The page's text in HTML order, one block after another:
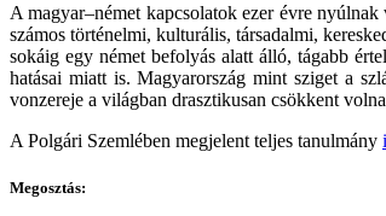
A magyar–német kapcsolatok ezer évre
számos történelmi, kulturális, társadalmi,
sokáig egy német befolyás alatt álló, tágabb
hatásai miatt is. Magyarország mint sziget a
vonzereje a világban drasztikusan csökkent
A Polgári Szemlében megjelent teljes tanulmány
Megosztás: